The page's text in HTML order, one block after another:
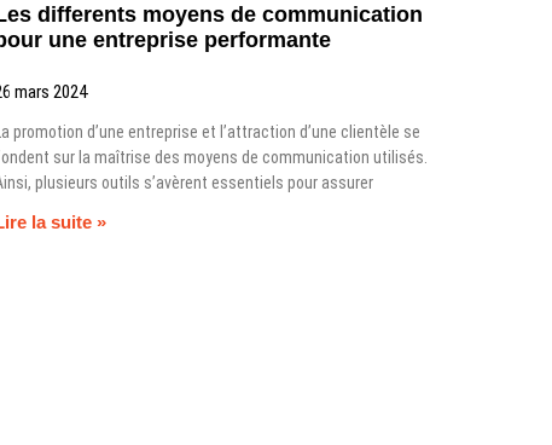
differents moyens de communication
une entreprise performante
mars 2024
La promotion d’une entreprise et l’attraction d’une clientèle se
sur la maîtrise des moyens de communication utilisés.
plusieurs outils s’avèrent essentiels pour assurer
la suite »